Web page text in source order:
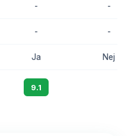
- -
- -
Ja Nej
9.1